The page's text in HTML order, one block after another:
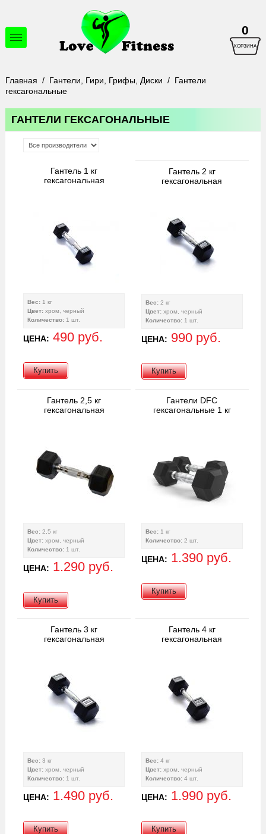
0
КОРЗИНА
Главная / Гантели, Гири, Грифы, Диски / Гантели
гексагональные
ГАНТЕЛИ ГЕКСАГОНАЛЬНЫЕ
Гантель 1 кг
гексагональная
Вес:1 кг
Цвет:хром, черный
Количество:1 шт.
ЦЕНА: 490 руб.
Купить
Гантель 2 кг
гексагональная
Вес:2 кг
Цвет:хром, черный
Количество:1 шт.
ЦЕНА: 990 руб.
Купить
Гантель 2,5 кг
гексагональная
Вес:2,5 кг
Цвет:хром, черный
Количество:1 шт.
ЦЕНА: 1.290 руб.
Купить
Гантели DFC
гексагональные 1 кг
Вес:1 кг
Количество:2 шт.
ЦЕНА: 1.390 руб.
Купить
Гантель 3 кг
гексагональная
Вес:3 кг
Цвет:хром, черный
Количество:1 шт.
ЦЕНА: 1.490 руб.
Купить
Гантель 4 кг
гексагональная
Вес:4 кг
Цвет:хром, черный
Количество:4 шт.
ЦЕНА: 1.990 руб.
Купить